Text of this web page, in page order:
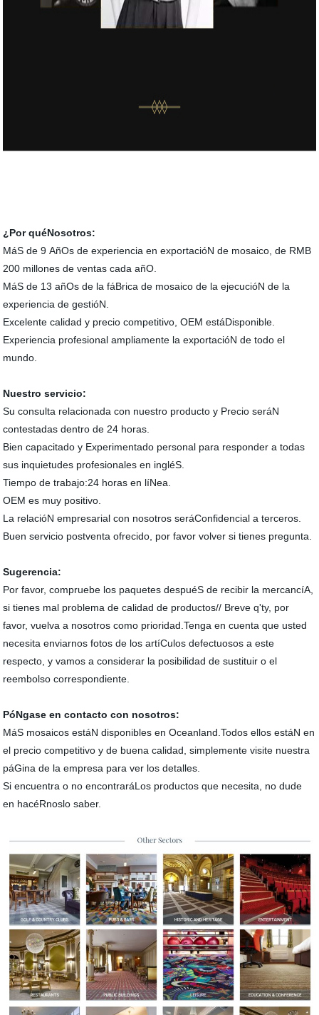
¿Por quéNosotros:
MáS de 9 AñOs de experiencia en exportacióN de mosaico, de RMB
200 millones de ventas cada añO.
MáS de 13 añOs de la fáBrica de mosaico de la ejecucióN de la
experiencia de gestióN.
Excelente calidad y precio competitivo, OEM estáDisponible.
Experiencia profesional ampliamente la exportacióN de todo el
mundo.
Nuestro servicio:
Su consulta relacionada con nuestro producto y Precio seráN
contestadas dentro de 24 horas.
Bien capacitado y Experimentado personal para responder a todas
sus inquietudes profesionales en ingléS.
Tiempo de trabajo:24 horas en líNea.
OEM es muy positivo.
La relacióN empresarial con nosotros seráConfidencial a terceros.
Buen servicio postventa ofrecido, por favor volver si tienes pregunta.
Sugerencia:
Por favor, compruebe los paquetes despuéS de recibir la mercancíA,
si tienes mal problema de calidad de productos// Breve q'ty, por
favor, vuelva a nosotros como prioridad.Tenga en cuenta que usted
necesita enviarnos fotos de los artíCulos defectuosos a este
respecto, y vamos a considerar la posibilidad de sustituir o el
reembolso correspondiente.
PóNgase en contacto con nosotros:
MáS mosaicos estáN disponibles en Oceanland.Todos ellos estáN en
el precio competitivo y de buena calidad, simplemente visite nuestra
páGina de la empresa para ver los detalles.
Si encuentra o no encontraráLos productos que necesita, no dude
en hacéRnoslo saber.